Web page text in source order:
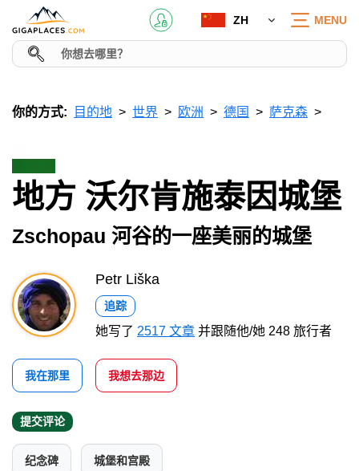
ZH MENU
你的方式: 目的地 世界 欧洲 德国 萨克森
地方 沃尔肯施泰因城堡
Zschopau 河谷的一座美丽的城堡
Petr Liška
追踪
她写了 2517 文章 并跟随他/她 248 旅行者
我在那里 我想去那边
提交评论
纪念碑 城堡和宫殿